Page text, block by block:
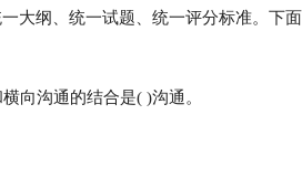
大纲、统一试题、统一评分标准。下面
向沟通的结合是( )沟通。